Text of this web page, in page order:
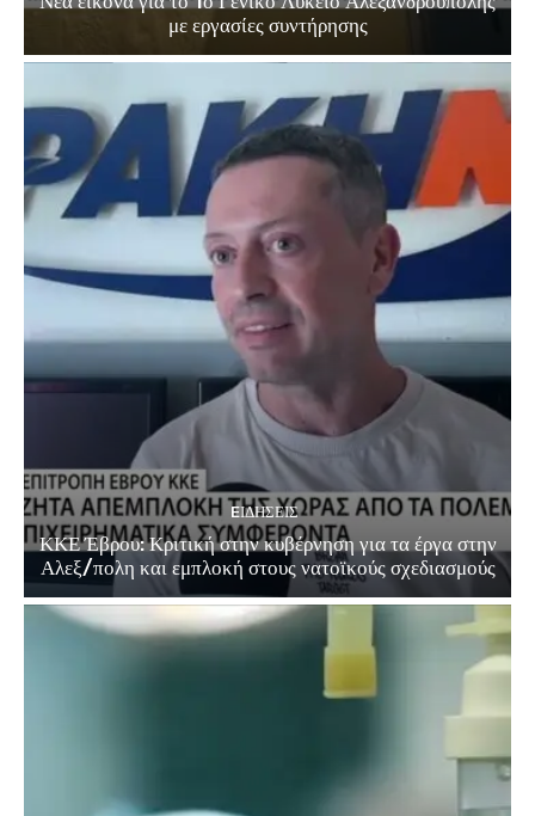
με εργασίες συντήρησης
EΙΔΗΣΕΙΣ
ΚΚΕ Έβρου: Κριτική στην κυβέρνηση για τα έργα στην
Αλεξ/πολη και εμπλοκή στους νατοϊκούς σχεδιασμούς